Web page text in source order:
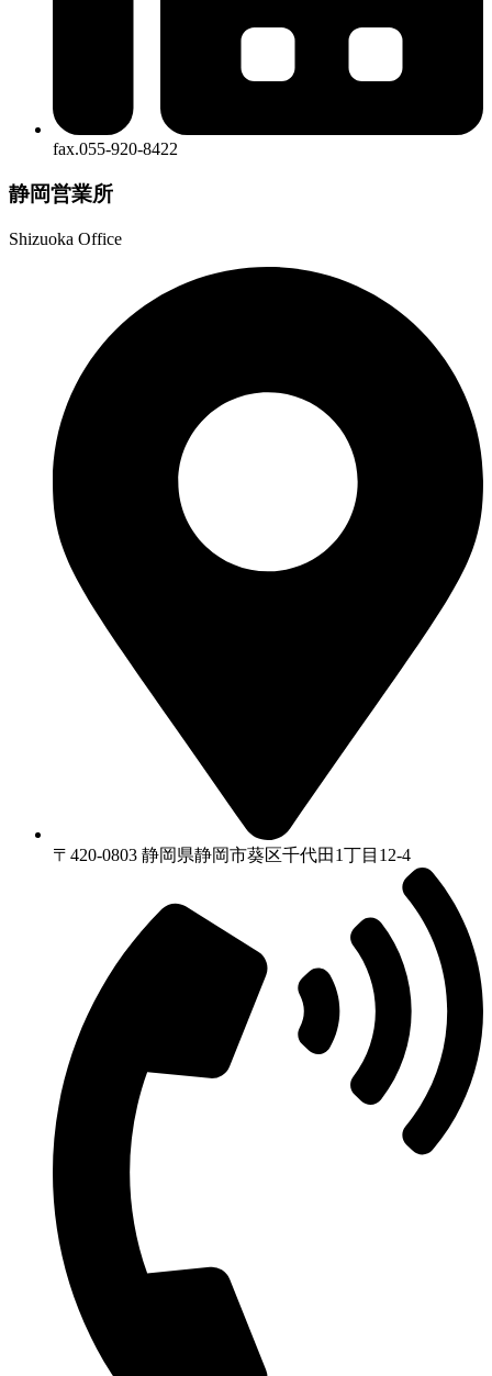
fax.055-920-8422
静岡営業所
Shizuoka Office
〒420-0803 静岡県静岡市葵区千代⽥1丁⽬12-4